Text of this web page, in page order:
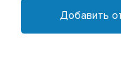
Добавить